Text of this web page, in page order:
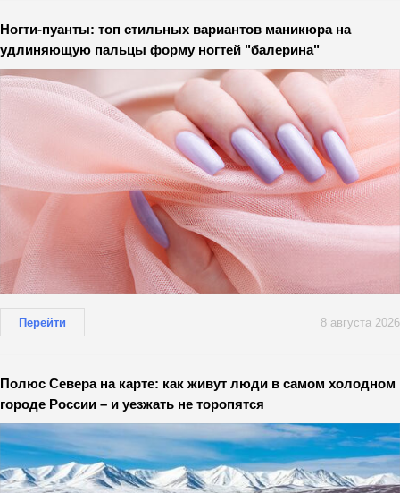
Ногти-пуанты: топ стильных вариантов маникюра на
удлиняющую пальцы форму ногтей "балерина"
Перейти 8 августа 2026
Полюс Севера на карте: как живут люди в самом холодном
городе России – и уезжать не торопятся